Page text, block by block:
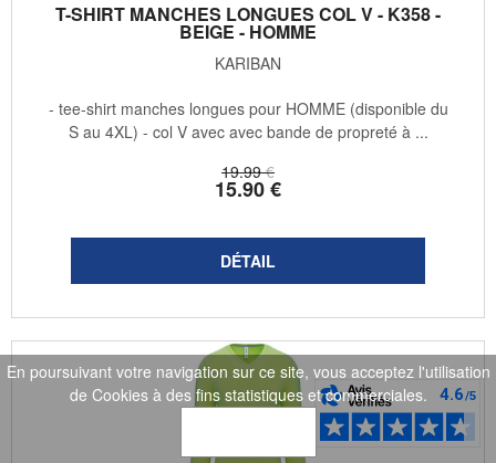
T-SHIRT MANCHES LONGUES COL V - K358 -
BEIGE - HOMME
KARIBAN
19.99 €
15.90€
- tee-shirt manches longues pour HOMME (disponible du
S au 4XL) - col V avec avec bande de propreté à ...
En poursuivant votre navigation sur ce site, vous acceptez l'utilisation
de Cookies à des fins statistiques et commerciales.